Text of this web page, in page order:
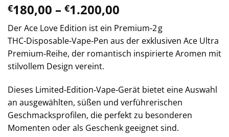
€180,00 – €1.200,00
€180,00
bis
€1.200,00
Der Ace Love Edition ist ein Premium‑2 g
THC‑Disposable‑Vape‑Pen aus der exklusiven Ace Ultra
Premium‑Reihe, der romantisch inspirierte Aromen mit
stilvollem Design vereint.
Dieses Limited‑Edition‑Vape‑Gerät bietet eine Auswahl
an ausgewählten, süßen und verführerischen
Geschmacksprofilen, die perfekt zu besonderen
Momenten oder als Geschenk geeignet sind.